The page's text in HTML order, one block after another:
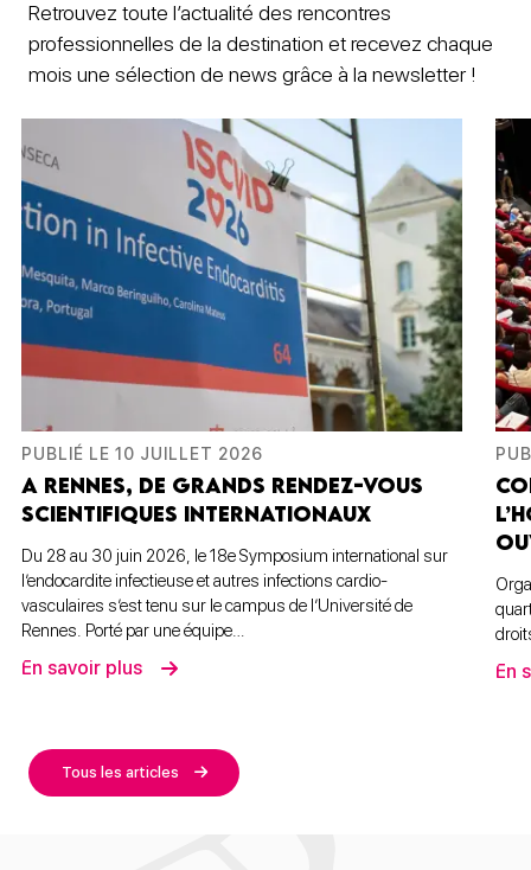
Retrouvez toute l’actualité des rencontres
professionnelles de la destination et recevez chaque
mois une sélection de news grâce à la newsletter !
PUBLIÉ LE 10 JUILLET 2026
A RENNES, DE GRANDS RENDEZ-VOUS
SCIENTIFIQUES INTERNATIONAUX
Du 28 au 30 juin 2026, le 18e Symposium international sur
l’endocardite infectieuse et autres infections cardio-
vasculaires s’est tenu sur le campus de l’Université de
Rennes. Porté par une équipe…
En savoir plus En
Tous les articles